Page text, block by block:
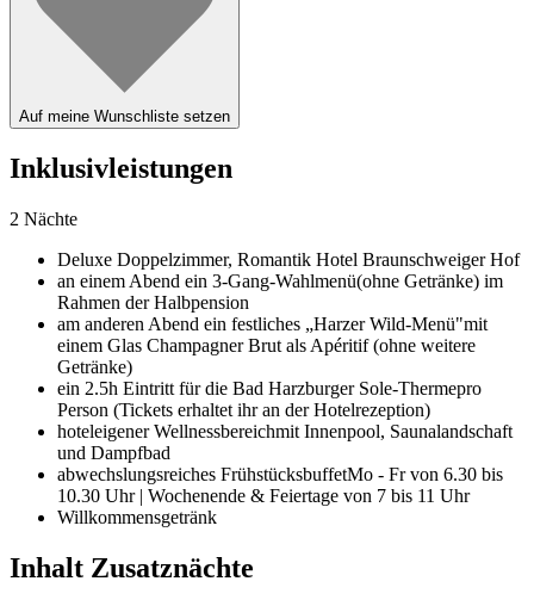
Auf meine Wunschliste setzen
Inklusivleistungen
2 Nächte
Deluxe Doppelzimmer, Romantik Hotel Braunschweiger Hof
an einem Abend ein 3-Gang-Wahlmenü(ohne Getränke) im
Rahmen der Halbpension
am anderen Abend ein festliches „Harzer Wild-Menü"mit
einem Glas Champagner Brut als Apéritif (ohne weitere
Getränke)
ein 2.5h Eintritt für die Bad Harzburger Sole-Thermepro
Person (Tickets erhaltet ihr an der Hotelrezeption)
hoteleigener Wellnessbereichmit Innenpool, Saunalandschaft
und Dampfbad
abwechslungsreiches FrühstücksbuffetMo - Fr von 6.30 bis
10.30 Uhr | Wochenende & Feiertage von 7 bis 11 Uhr
Willkommensgetränk
Inhalt Zusatznächte